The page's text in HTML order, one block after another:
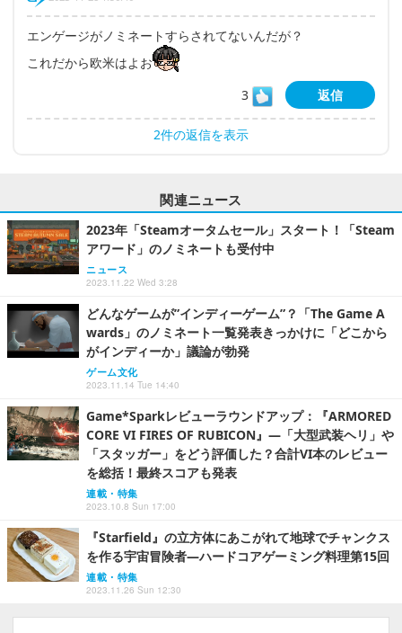
エンゲージがノミネートすらされてないんだが？
これだから欧米はよお
3
返信
2件の返信を表示
関連ニュース
2023年「Steamオータムセール」スタート！「Steam
アワード」のノミネートも受付中
ニュース
2023.11.22 Wed 3:28
どんなゲームが”インディーゲーム”？「The Game A
wards」のノミネート一覧発表きっかけに「どこから
がインディーか」議論が勃発
ゲーム文化
2023.11.14 Tue 14:40
Game*Sparkレビューラウンドアップ：『ARMORED
CORE VI FIRES OF RUBICON』―「大型武装ヘリ」や
「スタッガー」をどう評価した？合計VI本のレビュー
を総括！最終スコアも発表
連載・特集
2023.10.8 Sun 17:00
『Starfield』の立方体にあこがれて地球でチャンクス
を作る宇宙冒険者―ハードコアゲーミング料理第15回
連載・特集
2023.11.26 Sun 12:30